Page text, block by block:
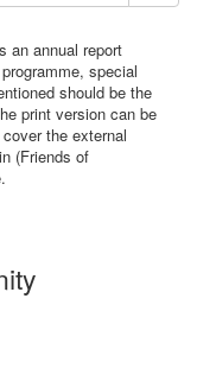
an annual report
special
should be the
print version can be
the external
(Friends of